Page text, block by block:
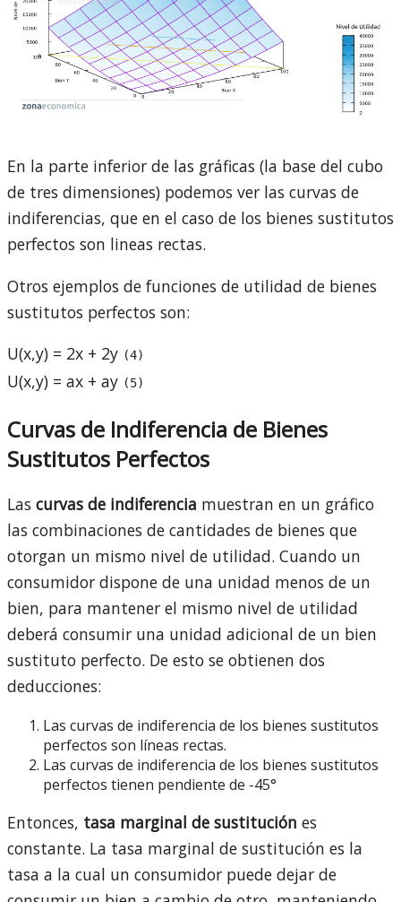
En la parte inferior de las gráficas (la base del cubo
de tres dimensiones) podemos ver las curvas de
indiferencias, que en el caso de los bienes sustitutos
perfectos son lineas rectas.
Otros ejemplos de funciones de utilidad de bienes
sustitutos perfectos son:
U(x,y) = 2x + 2y (4)
U(x,y) = ax + ay (5)
Curvas de Indiferencia de Bienes
Sustitutos Perfectos
Las curvas de indiferencia muestran en un gráfico
las combinaciones de cantidades de bienes que
otorgan un mismo nivel de utilidad. Cuando un
consumidor dispone de una unidad menos de un
bien, para mantener el mismo nivel de utilidad
deberá consumir una unidad adicional de un bien
sustituto perfecto. De esto se obtienen dos
deducciones:
Las curvas de indiferencia de los bienes sustitutos
perfectos son líneas rectas.
Las curvas de indiferencia de los bienes sustitutos
perfectos tienen pendiente de -45°
Entonces, tasa marginal de sustitución es
constante. La tasa marginal de sustitución es la
tasa a la cual un consumidor puede dejar de